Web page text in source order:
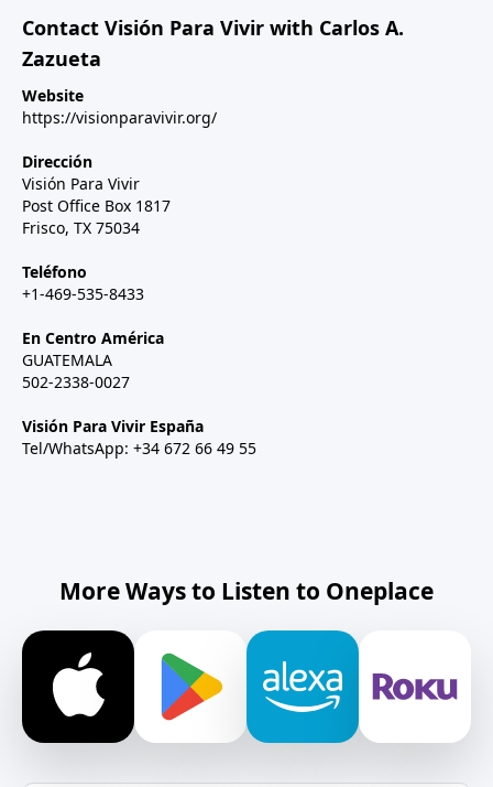
Contact Visión Para Vivir with Carlos A.
Zazueta
Website
https://visionparavivir.org/
Dirección
Visión Para Vivir
Post Office Box 1817
Frisco, TX 75034
Teléfono
+1-469-535-8433
En Centro América
GUATEMALA
502-2338-0027
Visión Para Vivir España
Tel/WhatsApp: +34 672 66 49 55
More Ways to Listen to Oneplace